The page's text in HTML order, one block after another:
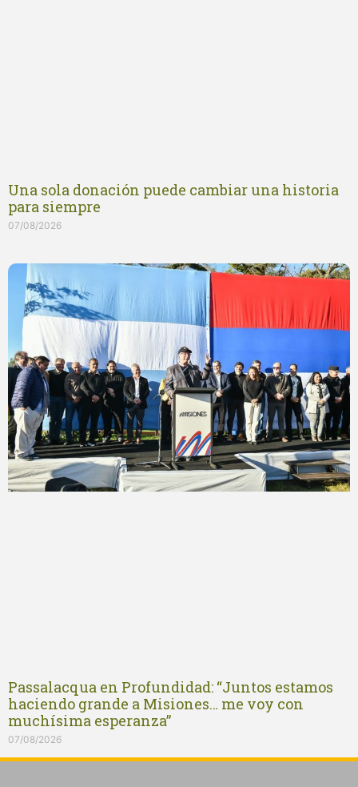
Una sola donación puede cambiar una historia
para siempre
07/08/2026
Passalacqua en Profundidad: “Juntos estamos
haciendo grande a Misiones… me voy con
muchísima esperanza”
07/08/2026